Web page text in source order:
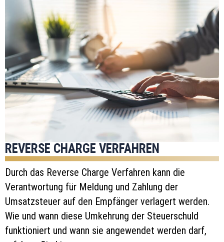
REVERSE CHARGE VERFAHREN
Durch das Reverse Charge Verfahren kann die
Verantwortung für Meldung und Zahlung der
Umsatzsteuer auf den Empfänger verlagert werden.
Wie und wann diese Umkehrung der Steuerschuld
funktioniert und wann sie angewendet werden darf,